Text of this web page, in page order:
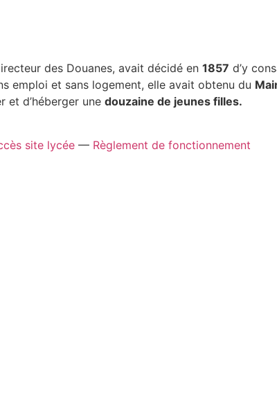
des Douanes, avait décidé en 1857 d’y
emploi et sans logement, elle avait obtenu du
et d’héberger une douzaine de jeunes filles.
site lycée — Règlement de fonctionnement